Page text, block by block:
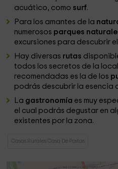
acuático, como surf.
Para los amantes de la
numerosos parques
excursiones para descubrir
Hay diversas rutas
todos los secretos de la
recomendadas es la de los
podrás descubrir la esencia
La gastronomía es muy
el cual podrás degustar en
existentes por la zona.
Casas Rurales Casa De Postas